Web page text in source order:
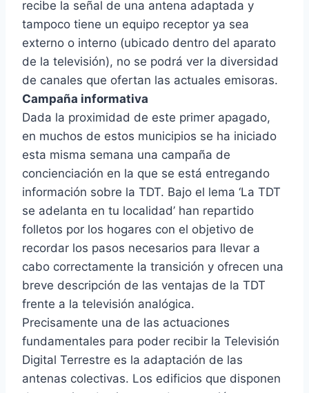
recibe la señal de una antena adaptada y
tampoco tiene un equipo receptor ya sea
externo o interno (ubicado dentro del aparato
de la televisión), no se podrá ver la diversidad
de canales que ofertan las actuales emisoras.
Campaña informativa
Dada la proximidad de este primer apagado,
en muchos de estos municipios se ha iniciado
esta misma semana una campaña de
concienciación en la que se está entregando
información sobre la TDT. Bajo el lema ‘La TDT
se adelanta en tu localidad’ han repartido
folletos por los hogares con el objetivo de
recordar los pasos necesarios para llevar a
cabo correctamente la transición y ofrecen una
breve descripción de las ventajas de la TDT
frente a la televisión analógica.
Precisamente una de las actuaciones
fundamentales para poder recibir la Televisión
Digital Terrestre es la adaptación de las
antenas colectivas. Los edificios que disponen